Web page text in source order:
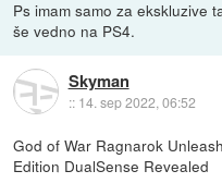
Ps imam samo za ekskluzive
še vedno na PS4.
Skyman
:: 14. sep 2022, 06:52
God of War Ragnarok
Edition DualSense Revealed